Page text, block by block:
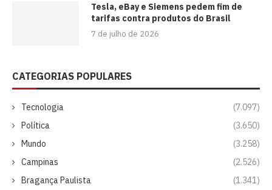
Tesla, eBay e Siemens pedem fim de
tarifas contra produtos do Brasil
7 de julho de 2026
CATEGORIAS POPULARES
Tecnologia
(7.097)
Política
(3.650)
Mundo
(3.258)
Campinas
(2.526)
Bragança Paulista
(1.341)